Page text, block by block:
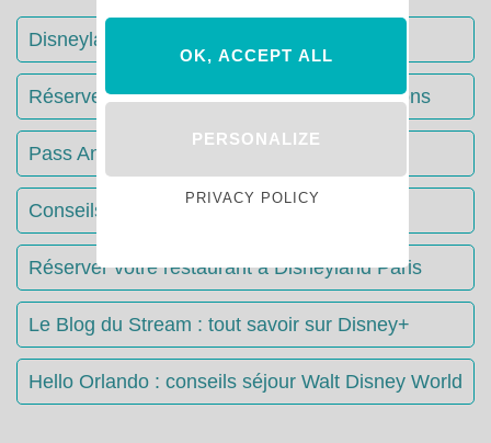
Disneyland Paris : Le guide complet
Réserver votre séjour : toutes les informations
Pass Annuels Disney : informations
Conseils & Astuces Disneyland Paris
Réserver votre restaurant à Disneyland Paris
Le Blog du Stream : tout savoir sur Disney+
Hello Orlando : conseils séjour Walt Disney World
OK, ACCEPT ALL
PERSONALIZE
PRIVACY POLICY